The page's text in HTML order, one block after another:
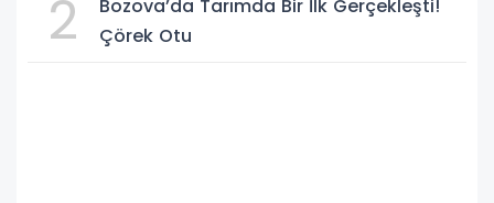
2
Bozova’da Tarımda Bir İlk Gerçekleşti!
Çörek Otu